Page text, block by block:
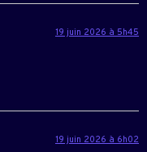
19 juin 2026 à 5h45
19 juin 2026 à 6h02